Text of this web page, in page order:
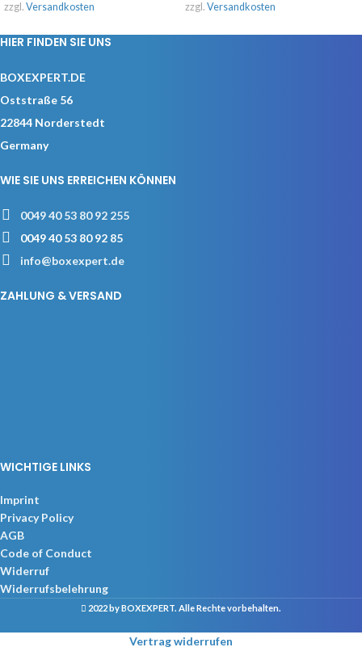
zzgl. Versandkosten zzgl. Versandkosten
HIER FINDEN SIE UNS
BOXEXPERT.DE
Oststraße 56
22844 Norderstedt
Germany
WIE SIE UNS ERREICHEN KÖNNEN
0049 40 53 80 92 255
0049 40 53 80 92 85
info@boxexpert.de
ZAHLUNG & VERSAND
WICHTIGE LINKS
Imprint
Privacy Policy
AGB
Code of Conduct
Widerruf
Widerrufsbelehrung
2022 by BOXEXPERT . Alle Rechte vorbehalten.
Vertrag widerrufen